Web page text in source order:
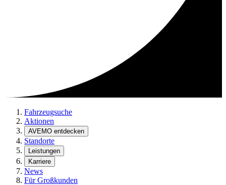
Fahrzeugsuche
Aktionen
AVEMO entdecken
Standorte
Leistungen
Karriere
News
Für Großkunden